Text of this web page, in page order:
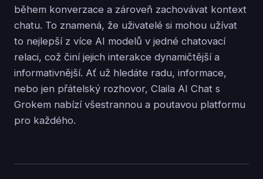
během konverzace a zároveň zachovávat kontext
chatu. To znamená, že uživatelé si mohou užívat
to nejlepší z více AI modelů v jedné chatovací
relaci, což činí jejich interakce dynamičtější a
informativnější. Ať už hledáte radu, informace,
nebo jen přátelský rozhovor, Claila AI Chat s
Grokem nabízí všestrannou a poutavou platformu
pro každého.